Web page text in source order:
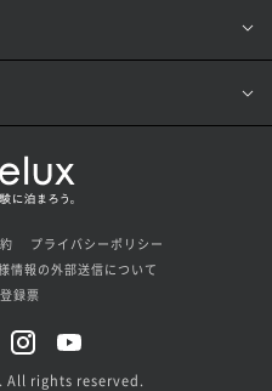
プライバシーポリシー
情報の外部送信について
録票
All rights reserved.